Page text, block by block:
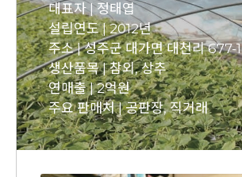
대표자 | 정태엽
설립연도 | 2012년
주소 | 성주군 대가면 대천리 677-1
생산품목 | 참외, 상추
연매출 | 2억원
주요 판매처 | 공판장, 직거래